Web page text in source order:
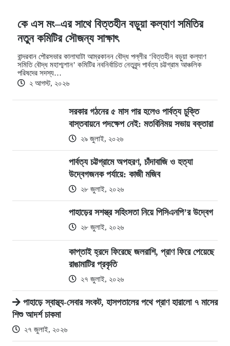
কে এস মং–এর সাথে বিত্তহীন বড়ুয়া কল্যাণ সমিতির
নতুন কমিটির সৌজন্য সাক্ষাৎ
বান্দরবান পৌরসভার কালাঘাটা আম্রকানন বৌদ্ধ পল্লীর ‘বিত্তহীন বড়ুয়া কল্যাণ
সমিতি বৌদ্ধ মহাশ্মশান’ কমিটির নবনির্বাচিত নেতৃবৃন্দ পার্বত্য চট্টগ্রাম আঞ্চলিক
পরিষদের সদস্য…
২ আগস্ট, ২০২৬
সরকার গঠনের ৫ মাস পার হলেও পার্বত্য চুক্তি
বাস্তবায়নে পদক্ষেপ নেই: মতবিনিময় সভায় বক্তারা
২৯ জুলাই, ২০২৬
পার্বত্য চট্টগ্রামে অপহরণ, চাঁদাবাজি ও হত্যা
উদ্বেগজনক পর্যায়ে: কাজী মজিব
২৮ জুলাই, ২০২৬
পাহাড়ের সশস্ত্র সহিংসতা নিয়ে পিসিএনপি’র উদ্বেগ
২৮ জুলাই, ২০২৬
কাপ্তাই হ্রদে ফিরেছে জলরাশি, প্রাণ ফিরে পেয়েছে
রাঙামাটির প্রকৃতি
২৭ জুলাই, ২০২৬
পাহাড়ে স্বাস্থ্য-সেবার সংকট, হাসপতালের পথে প্রাণ হারালো ৭ মাসের
শিশু আদর্শ চাকমা
২৭ জুলাই, ২০২৬